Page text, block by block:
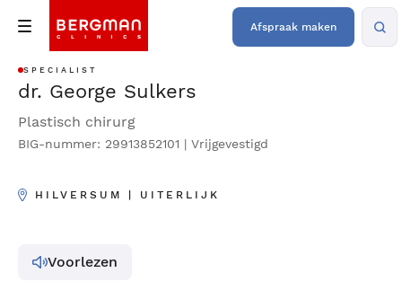
Afspraak maken
SPECIALIST
dr. George Sulkers
Plastisch chirurg
BIG-nummer: 29913852101 | Vrijgevestigd
HILVERSUM | UITERLIJK
Voorlezen